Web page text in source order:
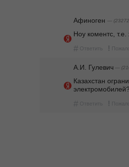
Афиноген —
Ноу коментс, т.е.
# Ответить !
А.И. Гулевич —
Казахстан
электромобилей?
# Ответить !